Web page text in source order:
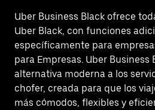
Uber Business Black ofrece
Uber Black, con funciones
específicamente para
para Empresas. Uber Business
alternativa moderna a los
chofer, creada para que los
más cómodos, flexibles y